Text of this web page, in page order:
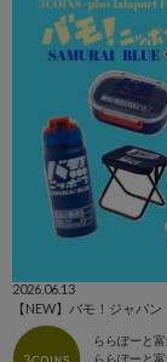
2026.06.13
ららぽーと
ららぽーと